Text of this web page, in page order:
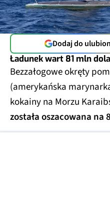
Dodaj do
Ładunek wart 81 mln
Bezzałogowe okręty
(amerykańska
kokainy na Morzu
została oszacowana